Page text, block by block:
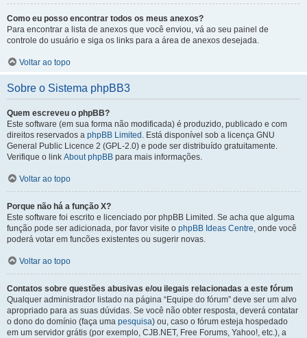
Como eu posso encontrar todos os meus anexos?
Para encontrar a lista de anexos que você enviou, vá ao seu painel de
controle do usuário e siga os links para a área de anexos desejada.
Voltar ao topo
Sobre o Sistema phpBB3
Quem escreveu o phpBB?
Este software (em sua forma não modificada) é produzido, publicado e com
direitos reservados a phpBB Limited . Está disponível sob a licença GNU
General Public Licence 2 (GPL-2.0) e pode ser distribuído gratuitamente.
Verifique o link About phpBB para mais informações.
Voltar ao topo
Porque não há a função X?
Este software foi escrito e licenciado por phpBB Limited. Se acha que alguma
função pode ser adicionada, por favor visite o phpBB Ideas Centre, onde você
poderá votar em funcões existentes ou sugerir novas.
Voltar ao topo
Contatos sobre questões abusivas e/ou ilegais relacionadas a este fórum
Qualquer administrador listado na página “Equipe do fórum” deve ser um alvo
apropriado para as suas dúvidas. Se você não obter resposta, deverá contatar
o dono do domínio (faça uma pesquisa) ou, caso o fórum esteja hospedado
em um servidor grátis (por exemplo, CJB.NET, Free Forums, Yahoo!, etc.), a